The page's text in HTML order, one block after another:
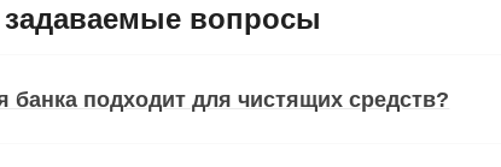
задаваемые вопросы
банка подходит для чистящих средств?